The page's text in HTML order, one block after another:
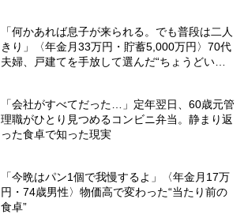
「何かあれば息子が来られる。でも普段は二人
きり」〈年金月33万円・貯蓄5,000万円〉70代
夫婦、戸建てを手放して選んだ“ちょうどいい
「会社がすべてだった…」定年翌日、60歳元管
理職がひとり見つめるコンビニ弁当。静まり返
った食卓で知った現実
「今晩はパン1個で我慢するよ」〈年金月17万
円・74歳男性〉物価高で変わった“当たり前の
食卓”